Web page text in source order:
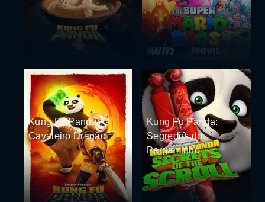
Kung Fu Panda: O
Cavaleiro Dragão
Kung Fu Panda:
Segredos do
Pergaminho